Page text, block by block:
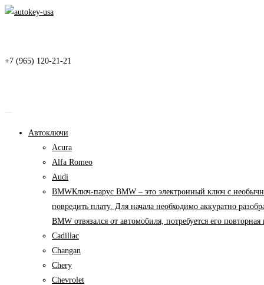
Перейти
+7 (965) 120-21-21
Автоключи
Acura
Alfa Romeo
Audi
BMWКлюч-парус BMW – это электронный ключ с
повредить плату. Для начала необходимо аккуратно
BMW отвязался от автомобиля, потребуется его
Cadillac
Changan
Chery
Chevrolet